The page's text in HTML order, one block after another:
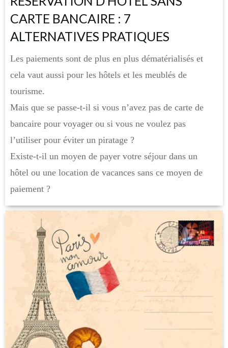
CARTE BANCAIRE : 7
ALTERNATIVES PRATIQUES
Les paiements sont de plus en plus dématérialisés et
cela vaut aussi pour les hôtels et les meublés de
tourisme.
Mais que se passe-t-il si vous n’avez pas de carte de
bancaire pour voyager ou si vous ne voulez pas
l’utiliser pour éviter un piratage ?
Existe-t-il un moyen de payer votre séjour dans un
hôtel ou une location de vacances sans ce moyen de
paiement ?